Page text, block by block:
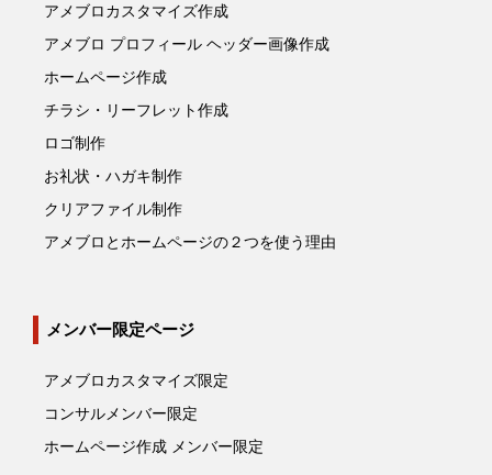
アメブロカスタマイズ作成
アメブロ プロフィール ヘッダー画像作成
ホームページ作成
チラシ・リーフレット作成
ロゴ制作
お礼状・ハガキ制作
クリアファイル制作
アメブロとホームページの２つを使う理由
メンバー限定ページ
アメブロカスタマイズ限定
コンサルメンバー限定
ホームページ作成 メンバー限定